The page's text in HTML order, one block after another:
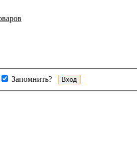
Запомнить?